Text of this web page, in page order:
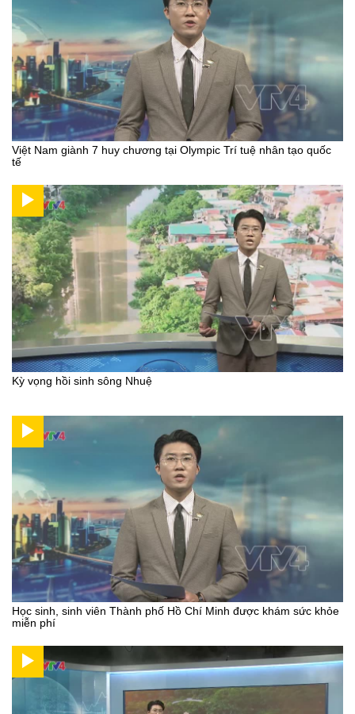
Việt Nam giành 7 huy chương tại Olympic Trí tuệ nhân tạo quốc
tế
Kỳ vọng hồi sinh sông Nhuệ
Học sinh, sinh viên Thành phố Hồ Chí Minh được khám sức khỏe
miễn phí